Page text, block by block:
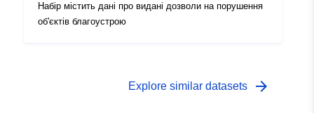
Набір містить дані про видані дозволи на порушення
об'єктів благоустрою
Explore similar datasets arrow_forward